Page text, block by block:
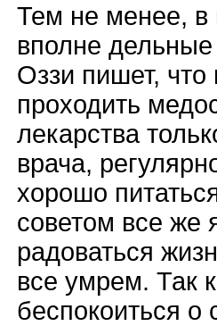
Тем не менее, в
вполне
Оззи пишет,
проходить
лекарства
врача,
хорошо
советом все же
радоваться
все умрем. Так
беспокоиться о